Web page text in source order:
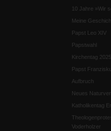
10 Jahre »Wir
Meine
Papst Leo XIV
Papstwahl
Kirchentag 2025
Papst
Aufbruch
Neues
Katholikentag
Voderholzer